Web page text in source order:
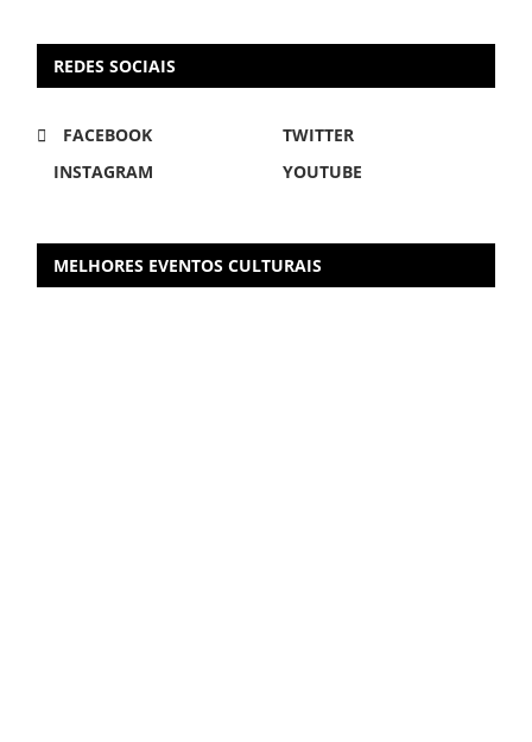
REDES SOCIAIS
FACEBOOK
TWITTER
INSTAGRAM
YOUTUBE
MELHORES EVENTOS CULTURAIS